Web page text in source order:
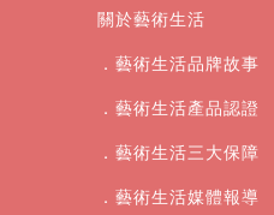
關於藝術生活
．藝術生活品牌故事
．藝術生活產品認證
．藝術生活三大保障
．藝術生活媒體報導